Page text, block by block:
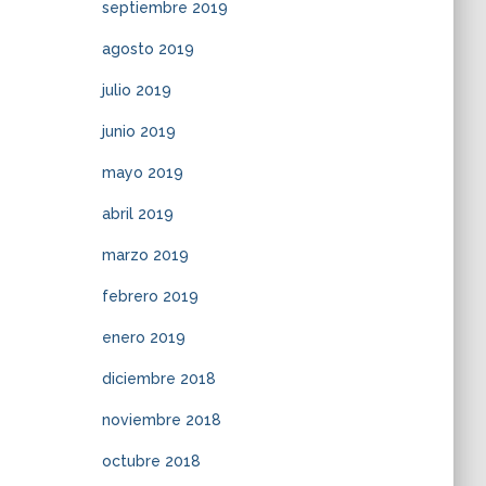
septiembre 2019
agosto 2019
julio 2019
junio 2019
mayo 2019
abril 2019
marzo 2019
febrero 2019
enero 2019
diciembre 2018
noviembre 2018
octubre 2018